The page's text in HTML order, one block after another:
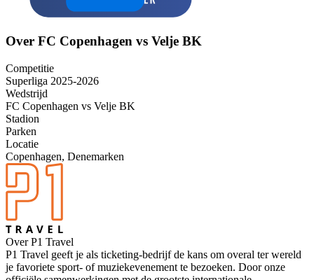
Over FC Copenhagen vs Velje BK
Competitie
Superliga 2025-2026
Wedstrijd
FC Copenhagen vs Velje BK
Stadion
Parken
Locatie
Copenhagen, Denemarken
Over P1 Travel
P1 Travel geeft je als ticketing-bedrijf de kans om overal ter wereld
je favoriete sport- of muziekevenement te bezoeken. Door onze